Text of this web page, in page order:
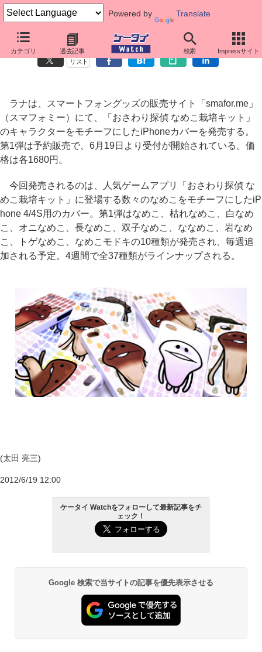
Powered by Translate
カテゴリ 過去記事 検索 Impressサイト
あの“なめこ”のiPhoneケースが登場、全37種類をラインナップ
リスト
ラナは、スマートフォングッズの販売サイト「smafor.me」
（スマフォミー）にて、「おさわり探偵 なめこ栽培キット」
のキャラクターをモチーフにしたiPhoneカバーを発売する。
第1弾は予約販売で、6月19日より受付が開始されている。価
格は各1680円。
今回発売されるのは、人気ゲームアプリ「おさわり探偵 な
めこ栽培キット」に登場する数々のなめこをモチーフにしたiP
hone 4/4S用のカバー。第1弾はなめこ、枯れなめこ、白なめ
こ、オニなめこ、長なめこ、双子なめこ、ななめこ、岩なめ
こ、トゲなめこ、なめこモドキの10種類が発売され、毎週追
加される予定。4週間で全37種類がラインナップされる。
(太田 亮三)
2012/6/19 12:00
ケータイ Watchをフォローして最新記事をチ
ェック！
Google 検索で当サイトの記事を優先表示させる